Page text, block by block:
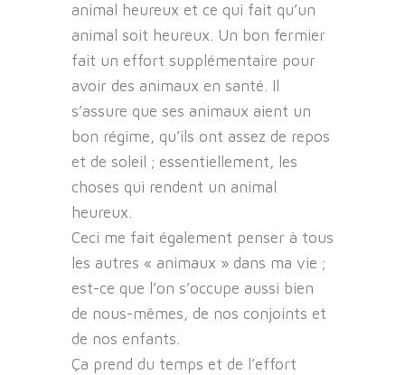
animal heureux et ce qui fait qu’un
animal soit heureux. Un bon fermier
fait un effort supplémentaire pour
avoir des animaux en santé. Il
s’assure que ses animaux aient un
bon régime, qu’ils ont assez de repos
et de soleil ; essentiellement, les
choses qui rendent un animal
heureux.
Ceci me fait également penser à tous
les autres « animaux » dans ma vie ;
est-ce que l’on s’occupe aussi bien
de nous-mêmes, de nos conjoints et
de nos enfants.
Ça prend du temps et de l’effort